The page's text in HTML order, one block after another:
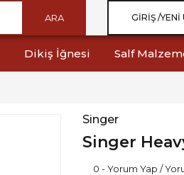
ARA GIRIŞ /YENI
Dikiş İğnesi Salf
Singer
Singer
0 - Yorum Yap /